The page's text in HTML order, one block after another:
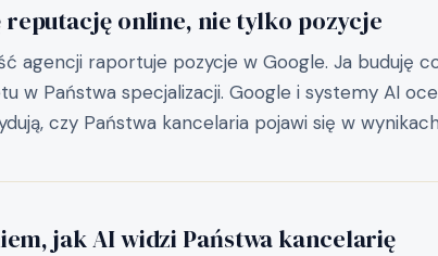
reputację online, nie tylko pozycje
agencji raportuje pozycje w Google. Ja buduję
w Państwa specjalizacji. Google i systemy AI
czy Państwa kancelaria pojawi się w
jak AI widzi Państwa kancelarię